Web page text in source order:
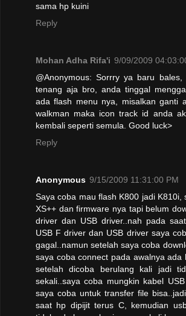
sama hp kuini
Reply
Mohan Adha Rifa'i 9/09/2009
@Anonymous: Sorrry ya baru
tenang aja bro, anda tinggal
ada flash menu nya, misalkan ganti
walkman maka icon track id anda
kembali seperti semula. Good luck>
Reply
Anonymous 9/15/2009 11:31:00 PM
Saya coba mau flash K800 jadi K810i,
XS++ dan firmware nya tapi belum
driver dan USB driver..nah pada
USB F driver dan USB driver saya
gagal..namun setelah saya coba
saya coba connect pada awalnya ada
setelah dicoba berulang kali jadi
sekali..saya coba mungkin kabel
saya coba untuk transfer file
saat hp dipijit terus C, kemudian